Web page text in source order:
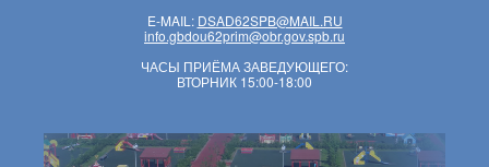
E-MAIL: DSAD62SPB@MAIL.RU
info.gbdou62prim@obr.gov.spb.ru
ЧАСЫ ПРИЁМА ЗАВЕДУЮЩЕГО:
ВТОРНИК 15:00-18:00